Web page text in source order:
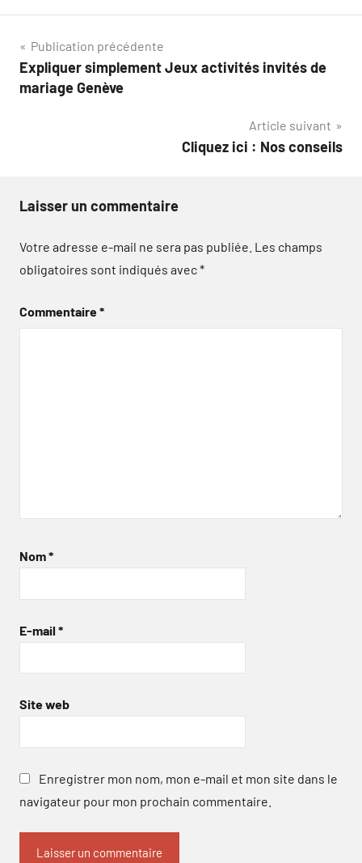
Navigation
de
Publication précédente
Expliquer simplement Jeux activités invités de
mariage Genève
Article suivant
Cliquez ici : Nos conseils
Laisser un commentaire
Votre adresse e-mail ne sera pas publiée. Les champs
obligatoires sont indiqués avec*
Commentaire*
Nom*
E-mail *
Site web
Enregistrer mon nom, mon e-mail et mon site dans le
navigateur pour mon prochain commentaire.